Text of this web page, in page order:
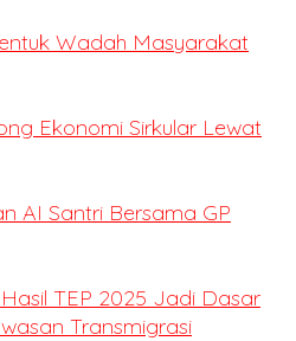
Wadah Masyarakat
Ekonomi Sirkular Lewat
AI Santri Bersama GP
TEP 2025 Jadi Dasar
Transmigrasi